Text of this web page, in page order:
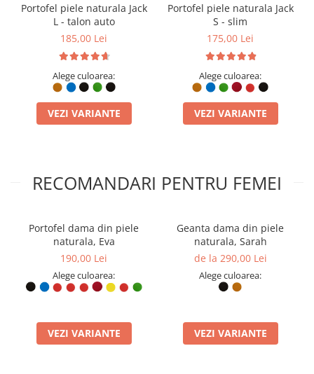
Portofel piele naturala Jack
L - talon auto
185,00 Lei
Alege culoarea:
VEZI VARIANTE
Portofel piele naturala Jack
S - slim
175,00 Lei
Alege culoarea:
VEZI VARIANTE
RECOMANDARI PENTRU FEMEI
Portofel dama din piele
naturala, Eva
190,00 Lei
Alege culoarea:
VEZI VARIANTE
Geanta dama din piele
naturala, Sarah
de la 290,00 Lei
Alege culoarea:
VEZI VARIANTE